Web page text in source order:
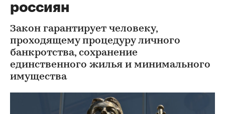
россиян
Закон гарантирует человеку,
проходящему процедуру личного
банкротства, сохранение
единственного жилья и минимального
имущества